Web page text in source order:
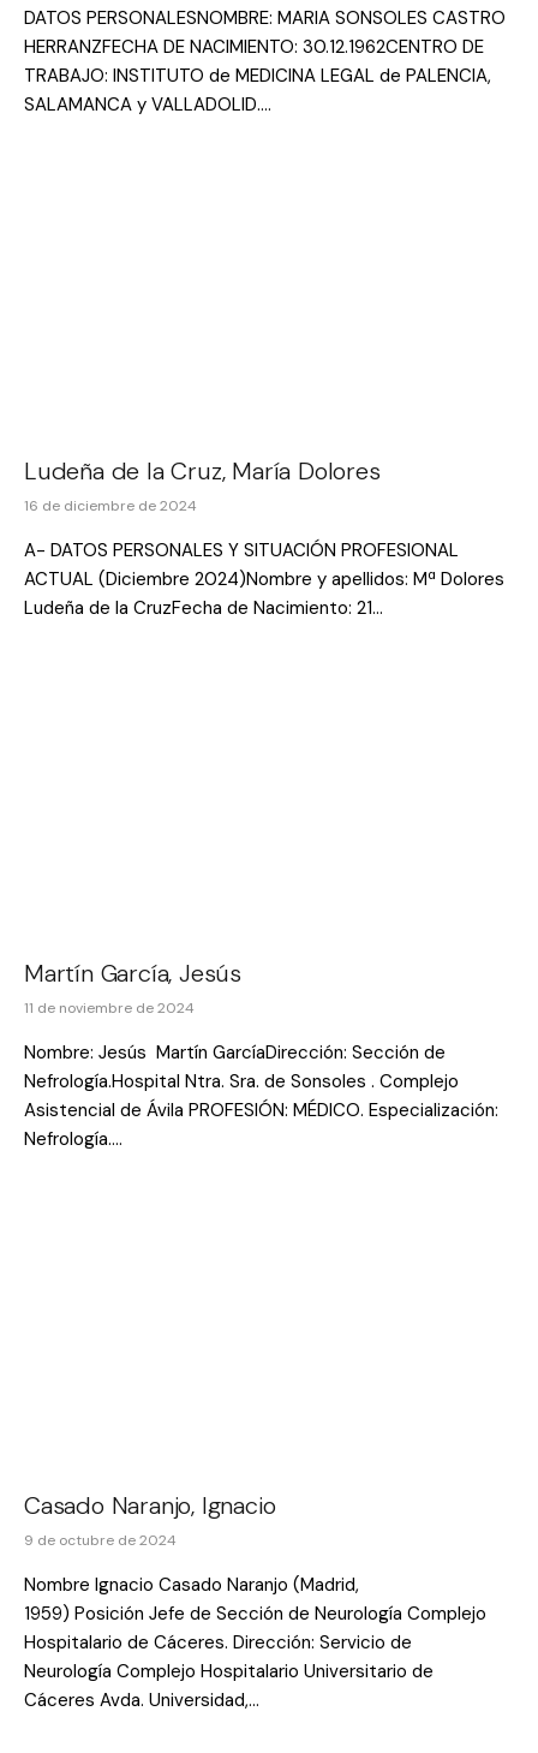
DATOS PERSONALESNOMBRE: MARIA SONSOLES CASTRO
HERRANZFECHA DE NACIMIENTO: 30.12.1962CENTRO DE
TRABAJO: INSTITUTO de MEDICINA LEGAL de PALENCIA,
SALAMANCA y VALLADOLID.…
Ludeña de la Cruz, María Dolores
16 de diciembre de 2024
A- DATOS PERSONALES Y SITUACIÓN PROFESIONAL
ACTUAL (Diciembre 2024)Nombre y apellidos: Mª Dolores
Ludeña de la CruzFecha de Nacimiento: 21…
Martín García, Jesús
11 de noviembre de 2024
Nombre: Jesús Martín GarcíaDirección: Sección de
Nefrología.Hospital Ntra. Sra. de Sonsoles . Complejo
Asistencial de Ávila PROFESIÓN: MÉDICO. Especialización:
Nefrología.…
Casado Naranjo, Ignacio
9 de octubre de 2024
Nombre Ignacio Casado Naranjo (Madrid,
1959) Posición Jefe de Sección de Neurología Complejo
Hospitalario de Cáceres. Dirección: Servicio de
Neurología Complejo Hospitalario Universitario de
Cáceres Avda. Universidad,…